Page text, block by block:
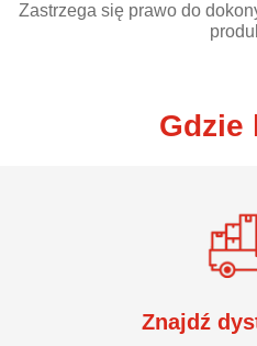
Zastrzega się prawo do
Gdzie
Znajdź